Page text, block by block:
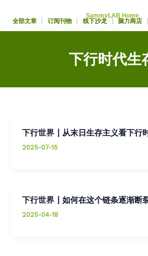
内
SammyLAB Home
全部文章 订阅刊物 线下沙龙 脑力商店
下行时代生
下行世界 | 从末日生存主义看下行
2025-07-15
下行世界 | 如何在这个链条逐渐断
2025-04-18